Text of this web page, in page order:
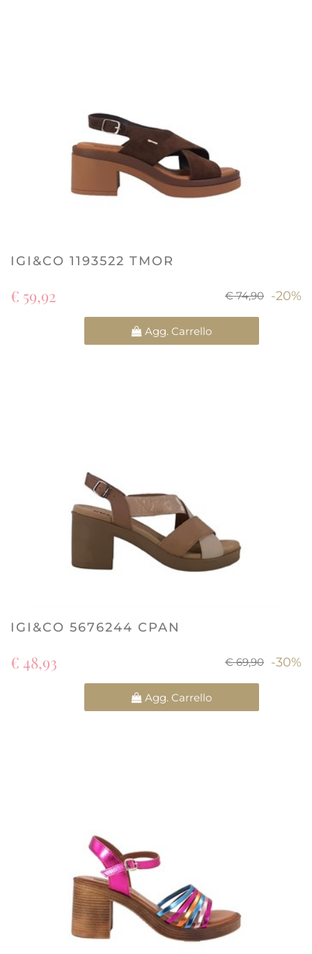
IGI&CO 1193522 TMOR
€ 74,90 -20%
€ 59,92
Agg. Carrello
IGI&CO 5676244 CPAN
€ 69,90 -30%
€ 48,93
Agg. Carrello